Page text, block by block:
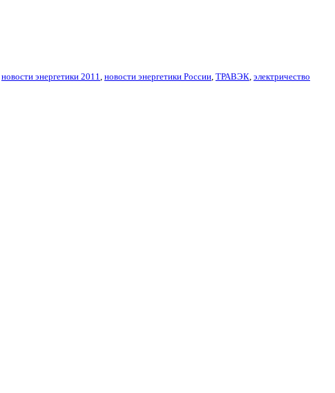
новости энергетики 2011, новости энергетики России, ТРАВЭК, электричество